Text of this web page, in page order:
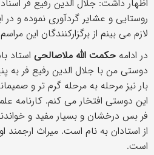
اظهار داشت: جلال الدین رفیع فر
روستایی و عشایر گردآوری نموده و در
لازم می بینم از برگزارکنندگان این
در ادامه حکمت الله ملاصالحی استاد
دوستی من با جلال الدین رفیع فر
بار نیز مرحله به مرحله گرم تر و
این دوستی افتخار می کنم. کارنامه
فر بس درخشان و بسیار مفید و
از استادان به نام است. میراث ارجمند
است.